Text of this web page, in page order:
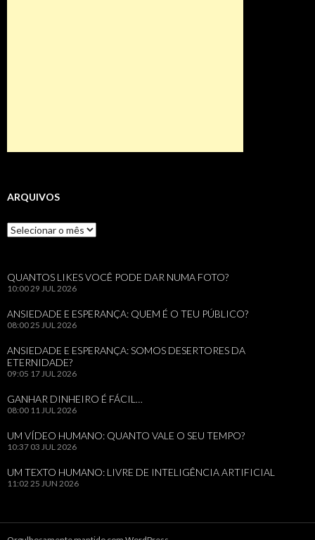
ARQUIVOS
Arquivos
QUANTOS LIKES VOCÊ PODE DAR NUMA FOTO?
10:0029 JUL 2026
ANSIEDADE E ESPERANÇA: QUEM É O TEU PÚBLICO?
08:0025 JUL 2026
ANSIEDADE E ESPERANÇA: SOMOS DESERTORES DA
ETERNIDADE?
09:05 17 JUL 2026
GANHAR DINHEIRO É FÁCIL…
08:00 11 JUL 2026
UM VÍDEO HUMANO: QUANTO VALE O SEU TEMPO?
10:37 03 JUL 2026
UM TEXTO HUMANO: LIVRE DE INTELIGÊNCIA ARTIFICIAL
11:02 25 JUN 2026